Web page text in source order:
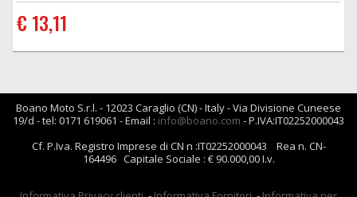
€ 13,11
Boano Moto S.r.l. - 12023 Caraglio (CN) - Italy - Via Divisione Cuneese
19/d - tel: 0171 619061 - Email : info@boano.com - P.IVA:IT02252000043
Cf. P.Iva. Registro Imprese di CN n :IT02252000043 Rea n. CN-
164496 Capitale Sociale : € 90.000,00 I.v.